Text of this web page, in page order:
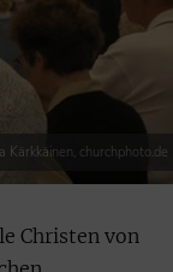
Kärkkäinen, churchphoto.de
Christen von